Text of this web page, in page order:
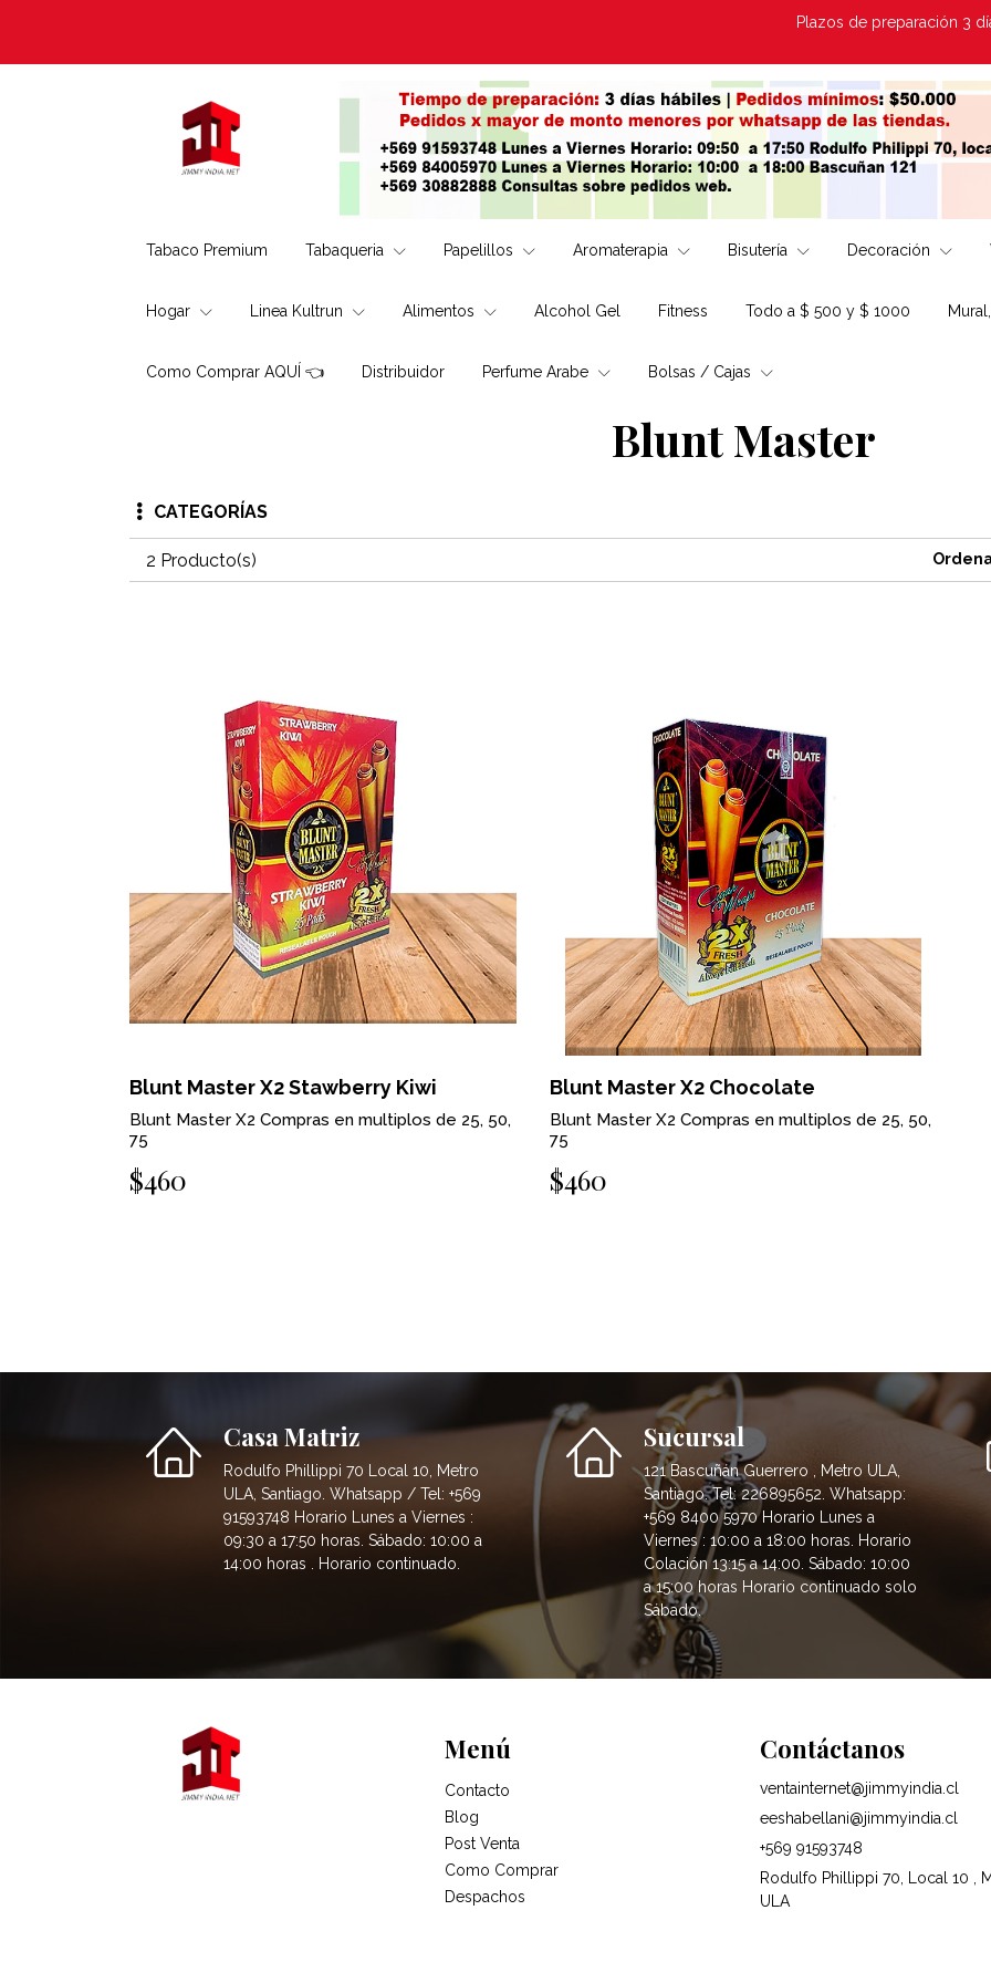
Plazos de preparación 3 días
Tabaco Premium Tabaqueria Papelillos Aromaterapia Bisutería Decoración
Hogar Linea Kultrun Alimentos Alcohol Gel Fitness Todo a $ 500 y $ 1000
Como Comprar AQUÍ 👈 Distribuidor Perfume Arabe Bolsas / Cajas
Blunt Master
CATEGORÍAS
2 Producto(s)
Blunt Master X2 Stawberry Kiwi
Blunt Master X2 Compras en multiplos de 25, 50,
75
$460
Blunt Master X2 Chocolate
Blunt Master X2 Compras en multiplos de 25, 50,
75
$460
Casa Matriz
Rodulfo Phillippi 70 Local 10, Metro
ULA, Santiago. Whatsapp / Tel: +569
91593748 Horario Lunes a Viernes :
09:30 a 17:50 horas. Sábado: 10:00 a
14:00 horas . Horario continuado.
Sucursal
121 Bascuñán Guerrero , Metro ULA,
Santiago. Tel: 226895652. Whatsapp:
+569 8400 5970 Horario Lunes a
Viernes : 10:00 a 18:00 horas. Horario
Colación 13:15 a 14:00. Sábado: 10:00
a 15:00 horas Horario continuado solo
Sábado.
Menú
Contacto
Blog
Post Venta
Como Comprar
Despachos
Contáctanos
ventainternet@jimmyindia.cl
eeshabellani@jimmyindia.cl
+569 91593748
Rodulfo Phillippi 70, Local 10 ,
ULA